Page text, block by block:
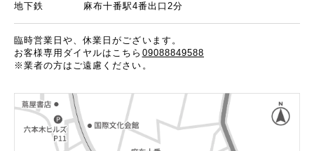
地下鉄 麻布十番駅4番出口2分
臨時営業日や、休業日がございます。
お客様専用ダイヤルはこちら 09088849588
※業者の方はご遠慮ください。